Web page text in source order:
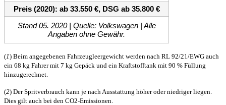
Preis (2020): ab 33.550 €, DSG ab 35.800 €
Stand 05. 2020 | Quelle: Volkswagen | Alle
Angaben ohne Gewähr.
(1) Beim angegebenen Fahrzeugleergewicht werden nach RL 92/21/EWG auch
ein 68 kg Fahrer mit 7 kg Gepäck und ein Kraftstofftank mit 90 % Füllung
hinzugerechnet.
(2) Der Spritverbrauch kann je nach Ausstattung höher oder niedriger liegen.
Dies gilt auch bei den CO2-Emissionen.